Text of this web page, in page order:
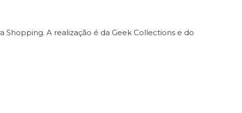
A realização é da Geek Collections e do